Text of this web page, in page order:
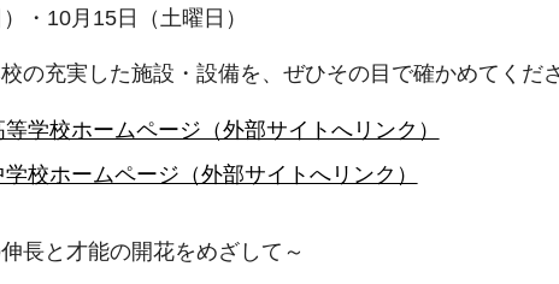
・10月15日（土曜日）
の充実した施設・設備を、ぜひその目で確かめてくださ
学校ホームページ（外部サイトへリンク）
校ホームページ（外部サイトへリンク）
長と才能の開花をめざして～